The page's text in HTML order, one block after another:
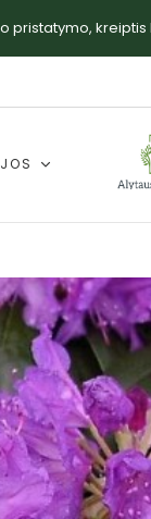
pristatymo,